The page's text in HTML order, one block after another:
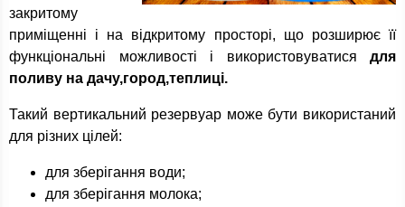
закритому
приміщенні і на відкритому просторі, що розширює її
функціональні можливості і використовуватися для
поливу на дачу,город,теплиці.
Такий вертикальний резервуар може бути використаний
для різних цілей:
для зберігання води;
для зберігання молока;